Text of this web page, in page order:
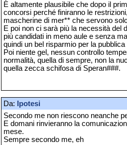
È altamente plausibile che dopo il
concorsi perché finiranno le
mascherine di mer** che servono
E poi non ci sarà più la necessità del
più candidati in meno aule e senza
quindi un bel risparmio per la
Poi niente gel, nessun controllo
normalità, quella di sempre, non la
quella zecca schifosa di Speran###.
Da: Ipotesi
Secondo me non riescono neanche
E domani rinvieranno la
mese.
Sempre secondo me, eh